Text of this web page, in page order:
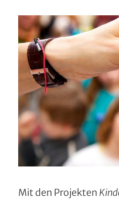
Mit den Projekten